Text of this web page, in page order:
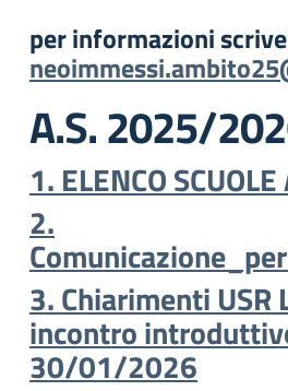
per informazioni
A.S. 2025/
1. ELENCO
2.
3. Chiarimenti USR
incontro
30/01/2026